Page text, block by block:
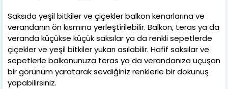
Saksıda yeşil bitkiler ve çiçekler balkon kenarlarına ve
verandanın ön kısmına yerleştirilebilir. Balkon, teras ya da
veranda küçükse küçük saksılar ya da renkli sepetlerde
çiçekler ve yeşil bitkiler yukarı asılabilir. Hafif saksılar ve
sepetlerle balkonunuza teras ya da verandanıza uçuşan
bir görünüm yaratarak sevdiğiniz renklerle bir dokunuş
yapabilirsiniz.